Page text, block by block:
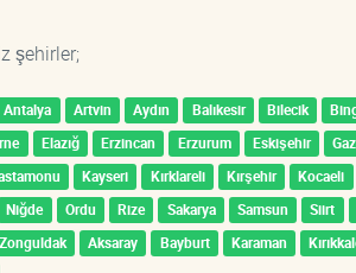
şehirler;
Antalya Artvin Aydın Balıkesir Bilecik
Elazığ Erzincan Erzurum Eskişehir
Kayseri Kırklareli Kırşehir Kocaeli
Niğde Ordu Rize Sakarya Samsun Siirt
Zonguldak Aksaray Bayburt Karaman